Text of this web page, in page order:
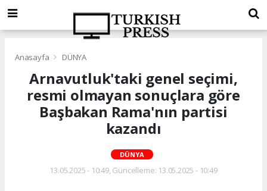
Anasayfa DÜNYA
Arnavutluk'taki genel seçimi,
resmi olmayan sonuçlara göre
Başbakan Rama'nın partisi
kazandı
DÜNYA
13.05.2025 - 10:49, Güncelleme: 13.05.2025 - 10:49